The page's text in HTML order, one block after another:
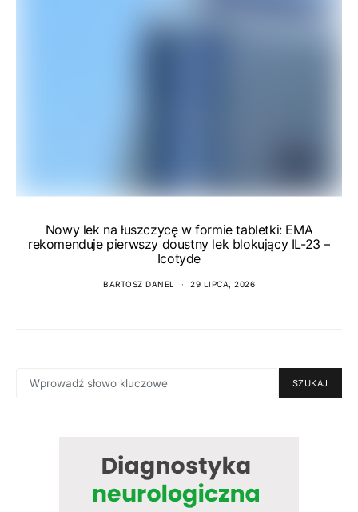
Nowy lek na łuszczycę w formie tabletki: EMA
rekomenduje pierwszy doustny lek blokujący IL-23 –
Icotyde
BARTOSZ DANEL 29 LIPCA, 2026
FOR:
SZUKAJ